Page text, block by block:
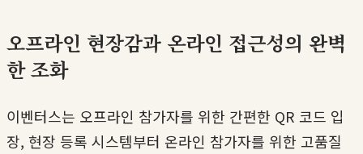
오프라인 현장감과 온라인 접근성의 완벽
한 조화
이벤터스는 오프라인 참가자를 위한 간편한 QR 코드 입
장, 현장 등록 시스템부터 온라인 참가자를 위한 고품질